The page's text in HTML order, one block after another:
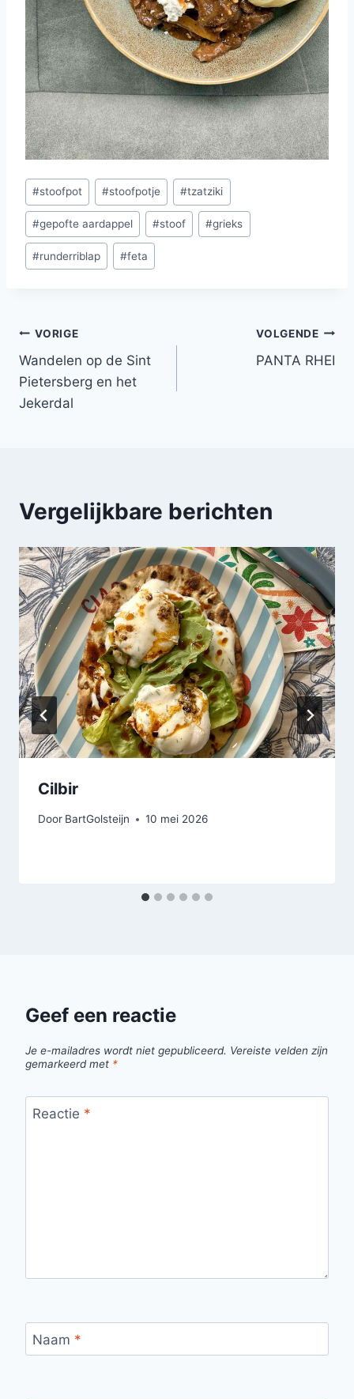
Bericht
tags:
#stoofpot #stoofpotje #tzatziki
#gepofte aardappel #stoof #grieks
#runderriblap #feta
Bericht
navigatie
VORIGE
Wandelen op de Sint
Pietersberg en het
Jekerdal
VOLGENDE
PANTA RHEI
Vergelijkbare berichten
Cilbir
Door BartGolsteijn 10 mei 2026
Geef een reactie
Je e-mailadres wordt niet gepubliceerd. Vereiste velden zijn
gemarkeerd met *
Reactie *
Naam *